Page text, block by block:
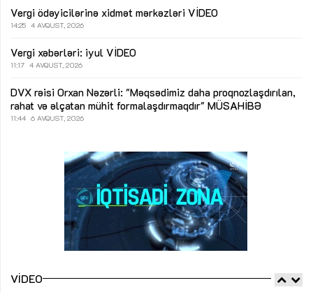
Vergi ödəyicilərinə xidmət mərkəzləri VİDEO
14:25 4 AVQUST, 2026
Vergi xəbərləri: iyul VİDEO
11:17 4 AVQUST, 2026
DVX rəisi Orxan Nəzərli: "Məqsədimiz daha proqnozlaşdırılan,
rahat və əlçatan mühit formalaşdırmaqdır" MÜSAHİBƏ
11:44 6 AVQUST, 2026
VIDEO